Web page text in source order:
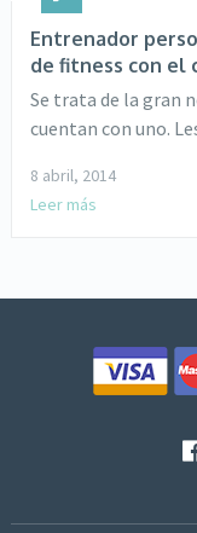
Entrenador
de fitness con el
Se trata de la gran
cuentan con uno.
8 abril, 2014
Leer más